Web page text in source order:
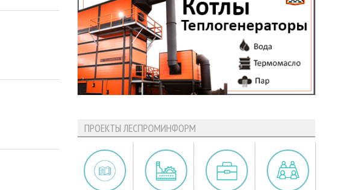
ПРОЕКТЫ ЛЕСПРОМИНФОРМ